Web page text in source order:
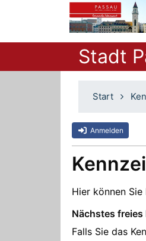
Stadt
Start